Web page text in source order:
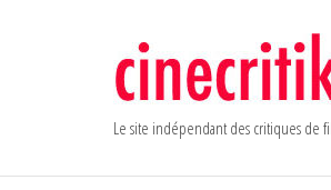
Le site indépendant des critiques de